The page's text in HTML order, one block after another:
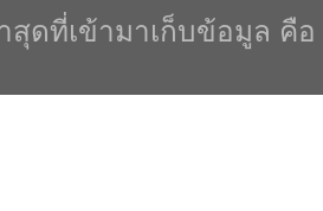
ดที่เข้ามาเก็บข้อมูล คือ